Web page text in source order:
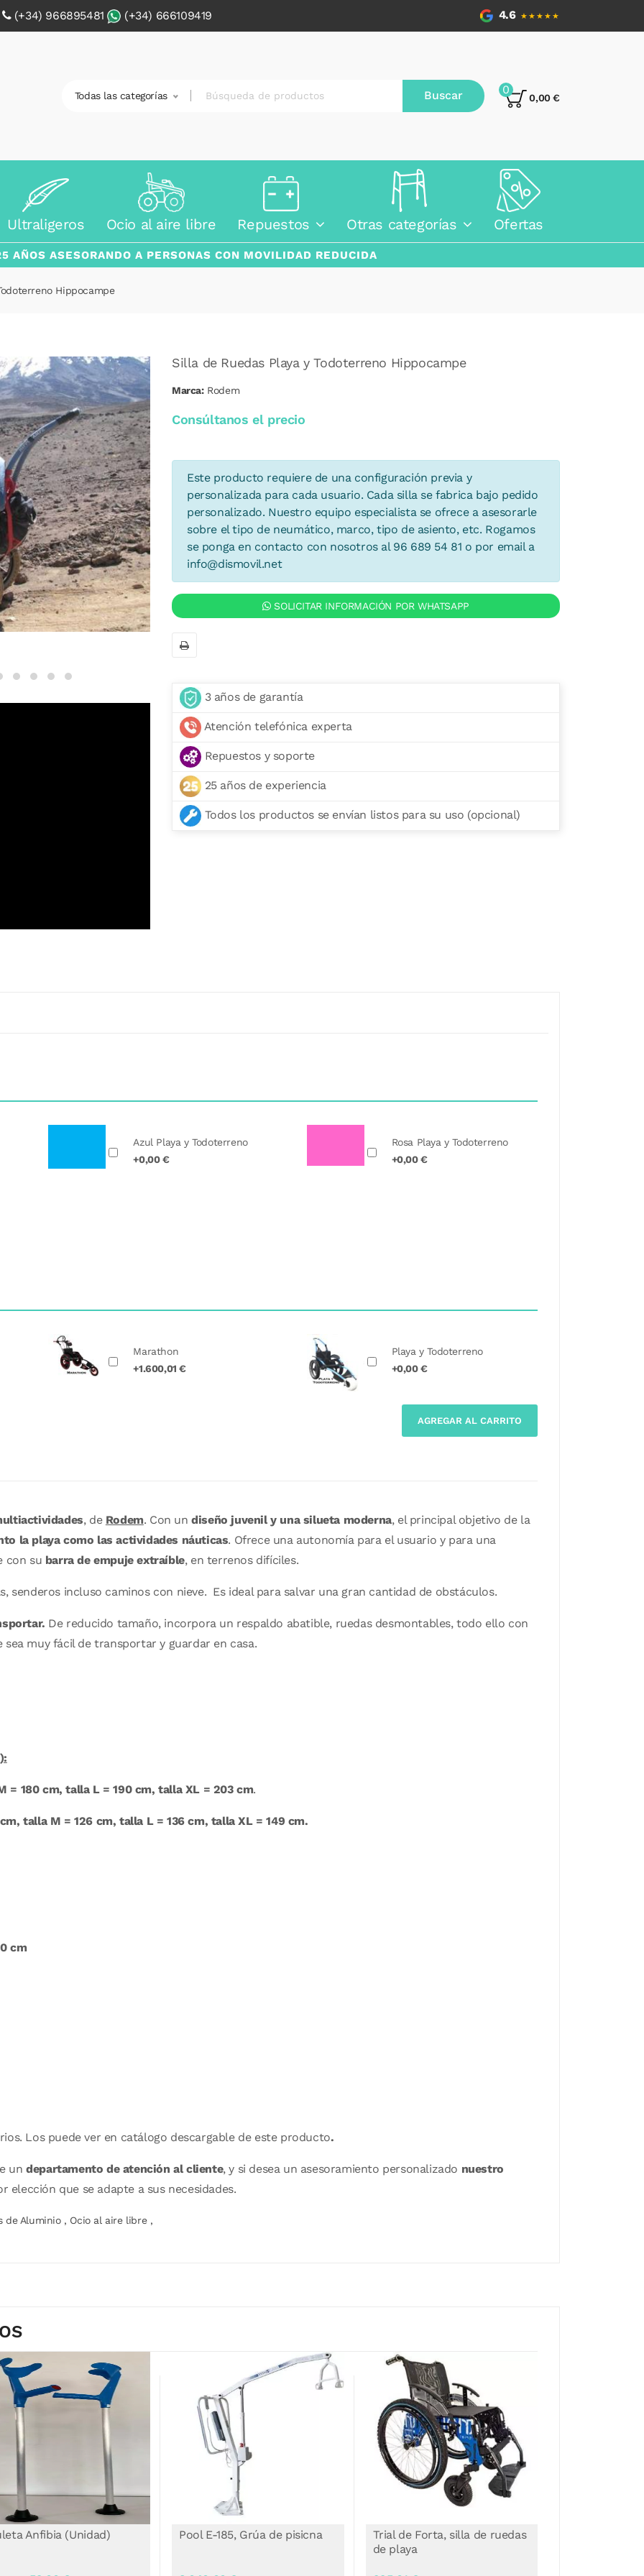
(+34) 966895481 (+34) 666109419 4.6 ★★★★★
Todas las categorías Buscar 0,00 €
0
Ultraligeros Ocio al aire libre Repuestos Otras categorías Ofertas
AÑOS ASESORANDO A PERSONAS CON MOVILIDAD REDUCIDA
Hippocampe
Silla de Ruedas Playa y Todoterreno Hippocampe
Marca: Rodem
Consúltanos el precio
Este producto requiere de una configuración previa y
personalizada para cada usuario. Cada silla se fabrica bajo pedido
personalizado. Nuestro equipo especialista se ofrece a asesorarle
sobre el tipo de neumático, marco, tipo de asiento, etc. Rogamos
se ponga en contacto con nosotros al 96 689 54 81 o por email a
info@dismovil.net
SOLICITAR INFORMACIÓN POR WHATSAPP
3 años de garantía
Atención telefónica experta
Repuestos y soporte
25 años de experiencia
Todos los productos se envían listos para su uso (opcional)
Azul Playa y Todoterreno
+0,00 €
Rosa Playa y Todoterreno
+0,00 €
Marathon
+1.600,01 €
Playa y Todoterreno
+0,00 €
AGREGAR AL CARRITO
, de Rodem. Con un diseño juvenil y una silueta moderna, el principal objetivo de la
la playa como las actividades náuticas. Ofrece una autonomía para el usuario y para una
con su barra de empuje extraíble, en terrenos difíciles.
senderos incluso caminos con nieve. Es ideal para salvar una gran cantidad de obstáculos.
De reducido tamaño, incorpora un respaldo abatible, ruedas desmontables, todo ello con
muy fácil de transportar y guardar en casa.
= 180 cm, talla L = 190 cm, talla XL = 203 cm.
talla M = 126 cm, talla L = 136 cm, talla XL = 149 cm.
cm
Los puede ver en catálogo descargable de este producto.
undepartamento de atención al cliente, y si desea un asesoramiento personalizado nuestro
elección que se adapte a sus necesidades.
de Aluminio, Ocio al aire libre,
Anfibia (Unidad) Pool E-185, Grúa de pisicna
Trial de Forta, silla de ruedas
de playa